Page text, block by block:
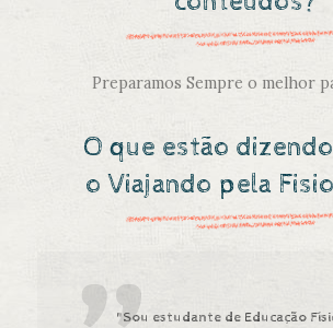
Preparamos Sempre o melhor
O que estão
o Viajando pela
"Sou estudante de Educação